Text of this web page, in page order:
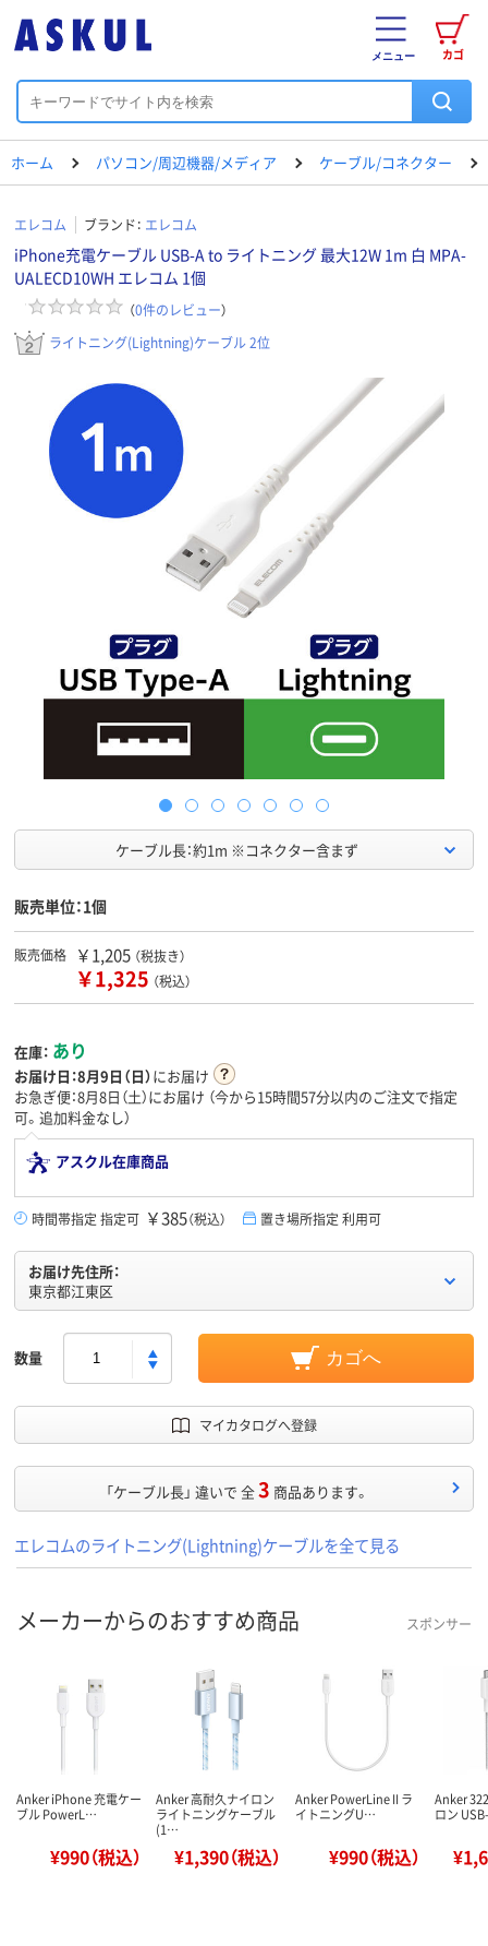
カゴ
メニュー
ホーム パソコン/周辺機器/メディア ケーブル/コネクター
エレコム ブランド： エレコム
iPhone充電ケーブル USB-A to ライトニング 最大12W 1m 白 MPA-
UALECD10WH エレコム 1個
（0件のレビュー）
ライトニング(Lightning)ケーブル 2位
ケーブル長：約1m ※コネクター含まず
販売単位：1個
販売価格 ￥1,205 （税抜き）
￥1,325 （税込）
在庫： あり
お届け日：8月9日（日）にお届け
お急ぎ便：8月8日（土）にお届け （今から15時間57分以内のご注文で指定
可。追加料金なし）
アスクル在庫商品
時間帯指定 指定可 ￥385（税込） 置き場所指定 利用可
お届け先住所：
東京都江東区
数量 カゴへ
マイカタログへ登録
「ケーブル長」 違いで 全3 商品あります。
エレコムのライトニング(Lightning)ケーブルを全て見る
メーカーからのおすすめ商品 スポンサー
Anker iPhone 充電ケー
ブル PowerL…
¥990（税込）
Anker 高耐久ナイロン
ライトニングケーブル
(1…
¥1,390（税込）
Anker PowerLine II ラ
イトニングU…
¥990（税込）
Anker
ロン